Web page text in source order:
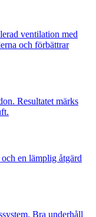
ventilation med
och förbättrar
Resultatet märks
en lämplig åtgärd
Bra underhåll